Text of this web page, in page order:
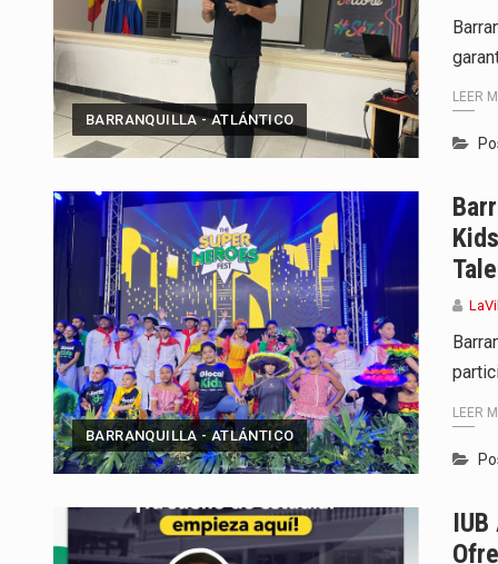
BARRANQUILLA - ATLÁNTICO
LEER
BARRANQUILLA - ATLÁNTICO
LEER